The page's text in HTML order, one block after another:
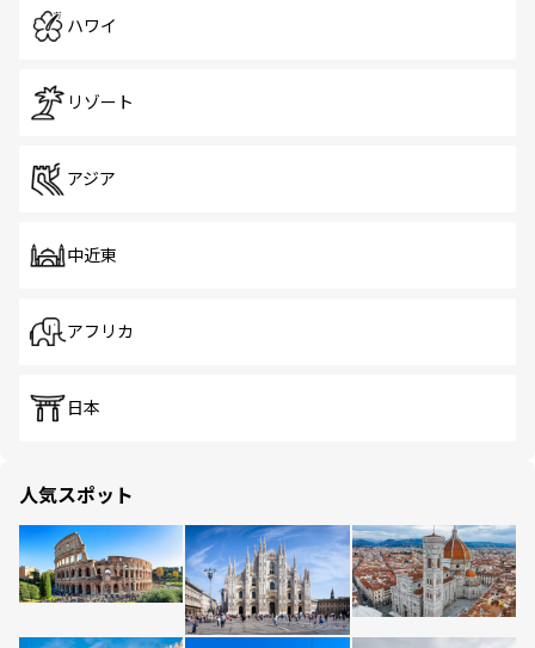
ハワイ
リゾート
アジア
中近東
アフリカ
日本
人気スポット